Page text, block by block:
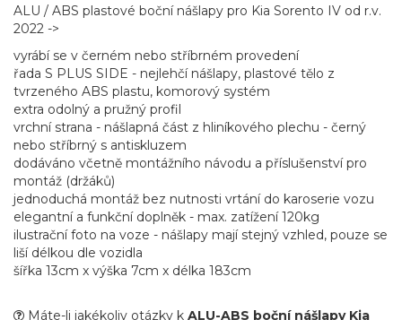
ALU / ABS plastové boční nášlapy pro Kia Sorento IV od r.v.
2022 ->
vyrábí se v černém nebo stříbrném provedení
řada S PLUS SIDE - nejlehčí nášlapy, plastové tělo z
tvrzeného ABS plastu, komorový systém
extra odolný a pružný profil
vrchní strana - nášlapná část z hliníkového plechu - černý
nebo stříbrný s antiskluzem
dodáváno včetně montážního návodu a příslušenství pro
montáž (držáků)
jednoduchá montáž bez nutnosti vrtání do karoserie vozu
elegantní a funkční doplněk - max. zatížení 120kg
ilustrační foto na voze - nášlapy mají stejný vzhled, pouze se
liší délkou dle vozidla
šířka 13cm x výška 7cm x délka 183cm
Máte-li jakékoliv otázky k ALU-ABS boční nášlapy Kia